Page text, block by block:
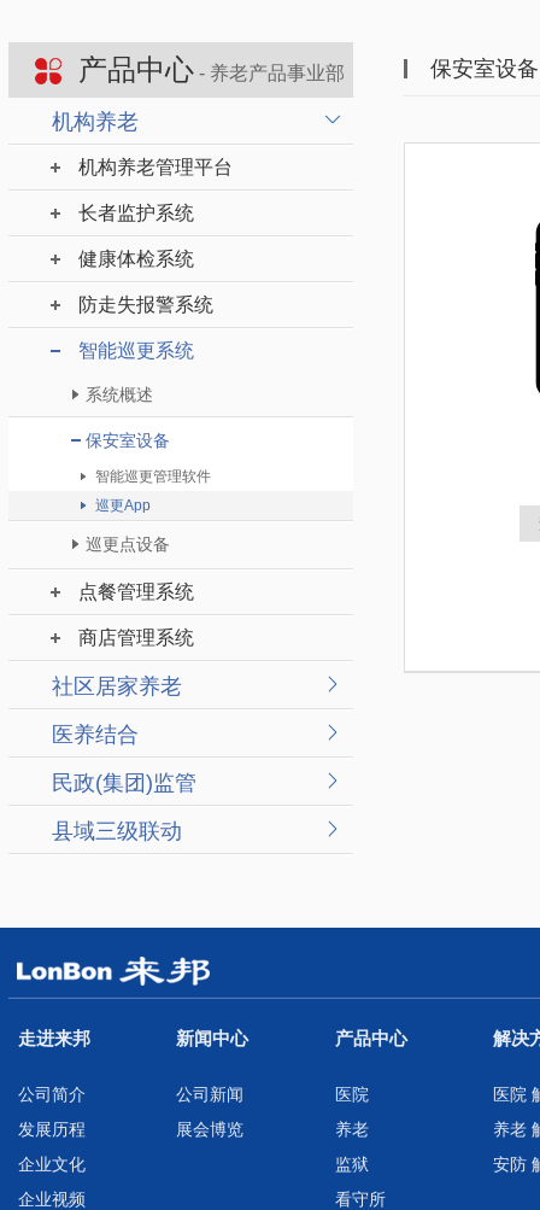
产品中心 - 养老产品事业部
机构养老
机构养老管理平台
长者监护系统
健康体检系统
防走失报警系统
智能巡更系统
系统概述
保安室设备
智能巡更管理软件
巡更App
巡更点设备
点餐管理系统
商店管理系统
社区居家养老
医养结合
民政(集团)监管
县域三级联动
保安室设
走进来邦
公司简介
发展历程
企业文化
企业视频
新闻中心
公司新闻
展会博览
产品中心
医院
养老
监狱
看守所
解决
医院
养老
安防